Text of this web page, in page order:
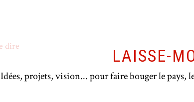
LAISSE-
Idées, projets, vision... pour faire bouger le pays,